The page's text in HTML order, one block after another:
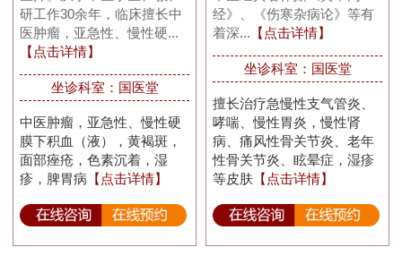
研工作30余年，临床擅长中
医肿瘤，亚急性、慢性硬...
【点击详情】
坐诊科室：国医堂
中医肿瘤，亚急性、慢性硬
膜下积血（液），黄褐斑，
面部痤疮，色素沉着，湿
疹，脾胃病 【点击详情】
经》、《伤寒杂病论》等有
着深... 【点击详情】
坐诊科室：国医堂
擅长治疗急慢性支气管炎、
哮喘、慢性胃炎，慢性肾
病、痛风性骨关节炎、老年
性骨关节炎、眩晕症，湿疹
等皮肤 【点击详情】